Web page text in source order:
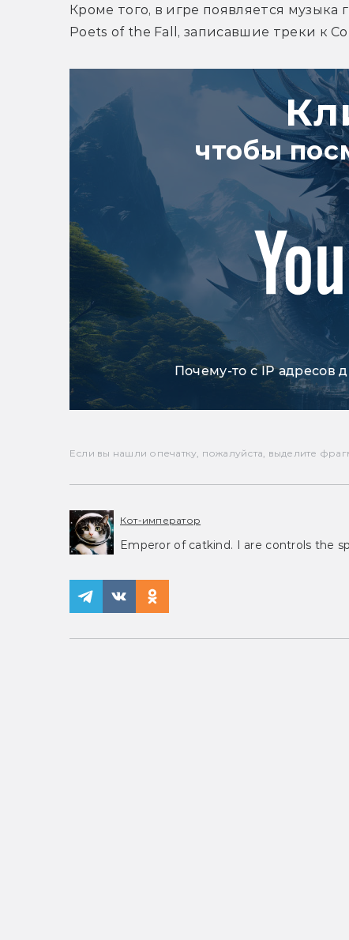
Кроме того, в игре появляется
Poets of the Fall, записавшие треки к
чтобы
Почему-то с IP адресов
Если вы нашли опечатку, пожалуйста, выделите
Кот-император
Emperor of catkind. I are controls the